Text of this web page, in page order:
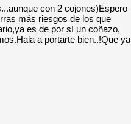
con 2 cojones)Espero
más riesgos de los que
es de por sí un coñazo,
a portarte bien..!Que ya